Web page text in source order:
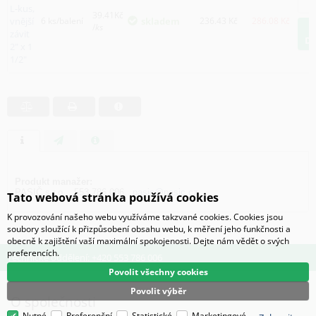
PASIČ s.r.o., 553 786 006,
pasic@pasic.cz
Technické oddělení: +420 553 786 006
O společnosti
Tato webová stránka používá cookies
K provozování našeho webu využíváme takzvané cookies. Cookies jsou
soubory sloužící k přizpůsobení obsahu webu, k měření jeho funkčnosti a
obecně k zajištění vaší maximální spokojenosti. Dejte nám vědět o svých
preferencích.
Povolit výběr
Povolit všechny cookies